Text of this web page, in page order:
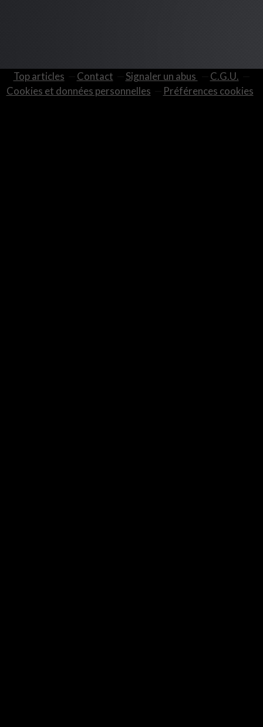
Top articles Contact Signaler un abus
C.G.U.
Cookies et données personnelles
Préférences cookies